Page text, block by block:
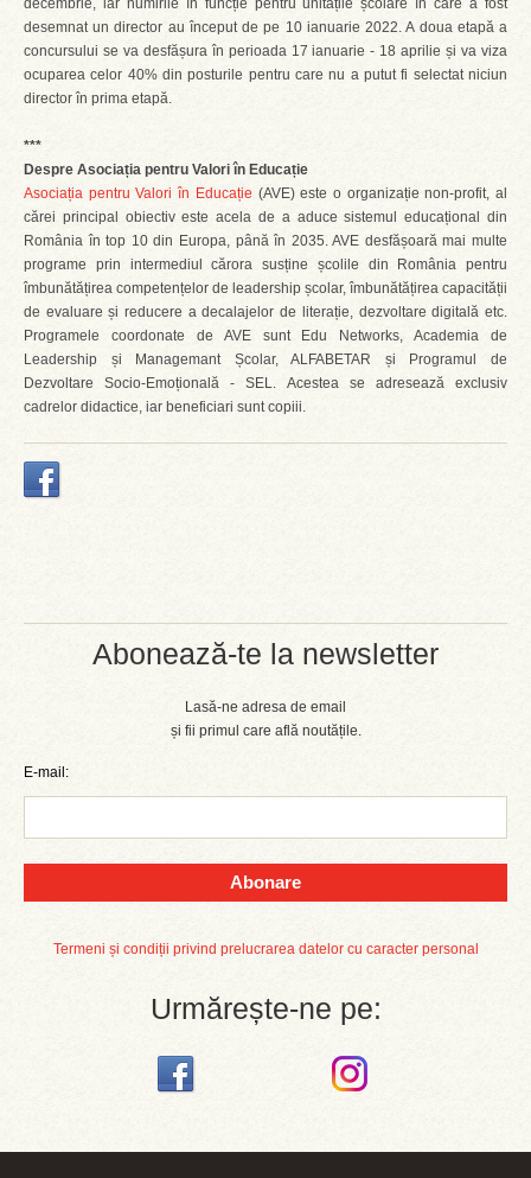
Abonează-te la newsletter
Lasă-ne adresa de email
și fii primul care află noutățile.
E-mail:
Abonare
Termeni și condiții privind prelucrarea datelor cu caracter personal
Urmărește-ne pe:
decembrie, iar numirile în funcție pentru unitățile școlare în care a fost
desemnat un director au început de pe 10 ianuarie 2022. A doua etapă a
concursului se va desfășura în perioada 17 ianuarie - 18 aprilie și va viza
ocuparea celor 40% din posturile pentru care nu a putut fi selectat niciun
director în prima etapă.
***
Despre Asociația pentru Valori în Educație
Asociația pentru Valori în Educație (AVE) este o organizație non-profit, al
cărei principal obiectiv este acela de a aduce sistemul educațional din
România în top 10 din Europa, până în 2035. AVE desfășoară mai multe
programe prin intermediul cărora susține școlile din România pentru
îmbunătățirea competențelor de leadership școlar, îmbunătățirea capacității
de evaluare și reducere a decalajelor de literație, dezvoltare digitală etc.
Programele coordonate de AVE sunt Edu Networks, Academia de
Leadership și Managemant Școlar, ALFABETAR și Programul de
Dezvoltare Socio-Emoțională - SEL. Acestea se adresează exclusiv
cadrelor didactice, iar beneficiari sunt copiii.